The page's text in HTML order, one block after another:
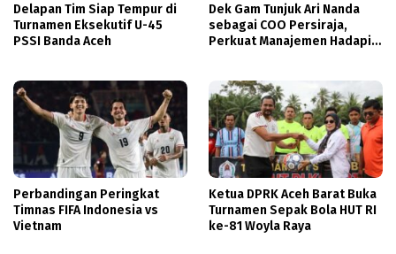
Delapan Tim Siap Tempur di
Turnamen Eksekutif U-45
PSSI Banda Aceh
Dek Gam Tunjuk Ari Nanda
sebagai COO Persiraja,
Perkuat Manajemen Hadapi
Perbandingan Peringkat
Timnas FIFA Indonesia vs
Vietnam
Ketua DPRK Aceh Barat Buka
Turnamen Sepak Bola HUT RI
ke-81 Woyla Raya